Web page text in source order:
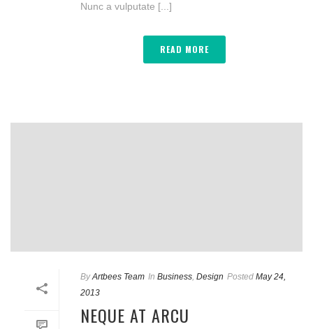
Nunc a vulputate [...]
READ MORE
By Artbees Team In Business, Design Posted May 24,
2013
NEQUE AT ARCU